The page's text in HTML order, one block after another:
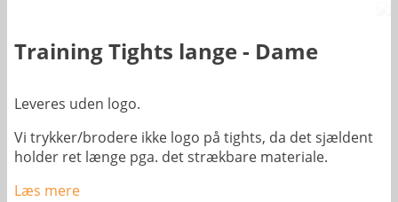
Training Tights lange - Dame
Leveres uden logo.
Vi trykker/brodere ikke logo på tights, da det sjældent
holder ret længe pga. det strækbare materiale.
Læs mere